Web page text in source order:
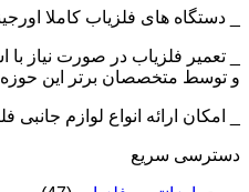
_ دستگاه های فلزیاب کاملا
_ تعمیر فلزیاب در صورت نیاز با
و توسط متخصصان برتر این حوزه
_ امکان ارائه انواع لوازم جانبی
دسترسی سریع